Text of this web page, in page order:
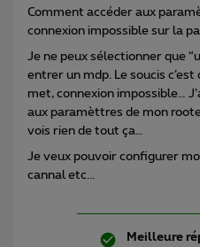
Comment accéder aux
connexion impossible sur la
Je ne peux sélectionner que
entrer un mdp. Le soucis
met, connexion impossible…
aux paramèttres de mon
vois rien de tout ça…
Je veux pouvoir configurer
cannal etc...
Meilleure